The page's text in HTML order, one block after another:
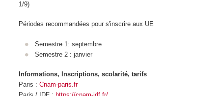
1/9)
Périodes recommandées pour s'inscrire aux UE
Semestre 1: septembre
Semestre 2 : janvier
Informations, Inscriptions, scolarité, tarifs
Paris : Cnam-paris.fr